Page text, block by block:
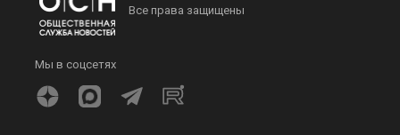
Все права защищены
Мы в соцсетях